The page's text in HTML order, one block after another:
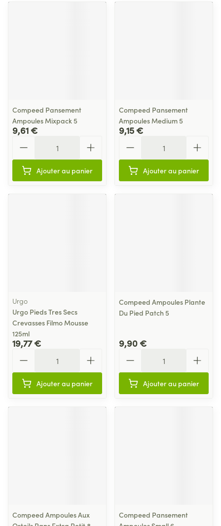
Compeed Pansement
Ampoules Mixpack 5
9,61 €
Ajouter au panier
Compeed Pansement
Ampoules Medium 5
9,15 €
Ajouter au panier
Urgo
Urgo Pieds Tres Secs
Crevasses Filmo Mousse
125ml
19,77 €
Ajouter au panier
Compeed Ampoules Plante
Du Pied Patch 5
9,90 €
Ajouter au panier
Compeed Ampoules Aux
Compeed Pansement